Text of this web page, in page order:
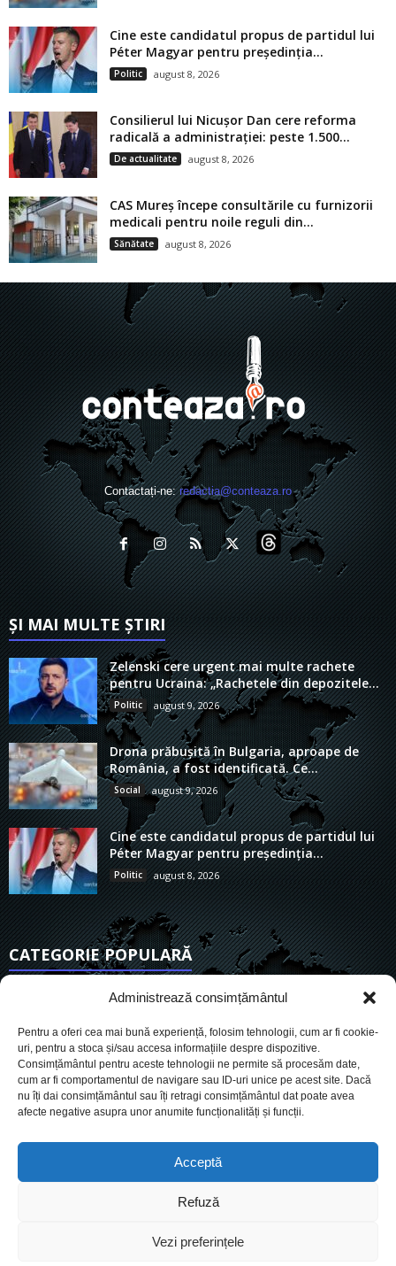
Administrează consimțământul
Pentru a oferi cea mai bună experiență, folosim tehnologii, cum ar fi cookie-
uri, pentru a stoca și/sau accesa informațiile despre dispozitive.
Consimțământul pentru aceste tehnologii ne permite să procesăm date,
cum ar fi comportamentul de navigare sau ID-uri unice pe acest site. Dacă
nu îți dai consimțământul sau îți retragi consimțământul dat poate avea
afecte negative asupra unor anumite funcționalități și funcții.
Acceptă
Refuză
Vezi preferințele
Cine este candidatul propus de partidul lui
Péter Magyar pentru președinția...
Politic august 8, 2026
Consilierul lui Nicușor Dan cere reforma
radicală a administrației: peste 1.500...
De actualitate august 8, 2026
CAS Mureș începe consultările cu furnizorii
medicali pentru noile reguli din...
Sănătate august 8, 2026
Contactați-ne:redactia@conteaza.ro
ȘI MAI MULTE ȘTIRI
Zelenski cere urgent mai multe rachete
pentru Ucraina: „Rachetele din depozitele...
Politic august 9, 2026
Drona prăbușită în Bulgaria, aproape de
România, a fost identificată. Ce...
Social august 9, 2026
Cine este candidatul propus de partidul lui
Péter Magyar pentru președinția...
Politic august 8, 2026
CATEGORIE POPULARĂ
6923
Social
Politic
Economie
564
Despre Noi Termeni si conditii